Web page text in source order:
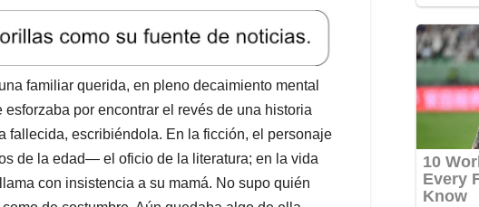
familiar querida, en pleno decaimiento mental
por encontrar el revés de una historia
fallecida, escribiéndola. En la ficción, el personaje
de la edad— el oficio de la literatura; en la vida
con insistencia a su mamá. No supo quién